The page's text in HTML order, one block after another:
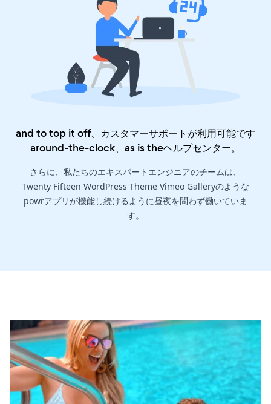
and to top it off、カスタマーサポートが利用可能です
around-the-clock、as is theヘルプセンター。
さらに、私たちのエキスパートエンジニアのチームは、
Twenty Fifteen WordPress Theme Vimeo Galleryのような
powrアプリが機能し続けるように昼夜を問わず働いていま
す。